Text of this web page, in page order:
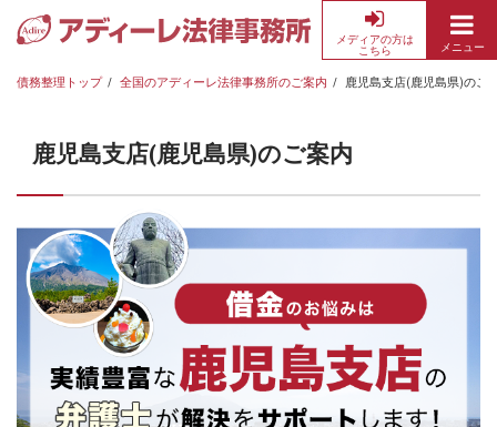
務
済
の
無
ら
メディアの方は
こちら
メニュー
債務整理トップ 全国のアディーレ法律事務所のご案内 鹿児島支店(鹿児島県)のご
鹿児島支店(鹿児島県)のご案内